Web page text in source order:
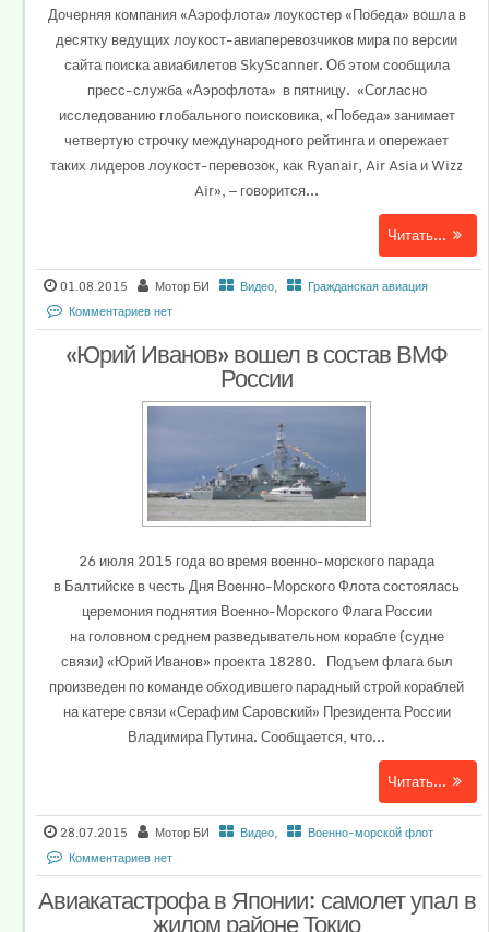
Дочерняя компания «Аэрофлота» лоукостер «Победа» вошла в
десятку ведущих лоукост-авиаперевозчиков мира по версии
сайта поиска авиабилетов SkyScanner. Об этом сообщила
пресс-служба «Аэрофлота» в пятницу. «Согласно
исследованию глобального поисковика, «Победа» занимает
четвертую строчку международного рейтинга и опережает
таких лидеров лоукост-перевозок, как Ryanair, Air Asia и Wizz
Air», — говорится...
Читать...
01.08.2015 Мотор БИ Видео,
Гражданская авиация
Комментариев нет
«Юрий Иванов» вошел в состав ВМФ
России
26 июля 2015 года во время военно-морского парада
в Балтийске в честь Дня Военно-Морского Флота состоялась
церемония поднятия Военно-Морского Флага России
на головном среднем разведывательном корабле (судне
связи) «Юрий Иванов» проекта 18280. Подъем флага был
произведен по команде обходившего парадный строй кораблей
на катере связи «Серафим Саровский» Президента России
Владимира Путина. Сообщается, что...
Читать...
28.07.2015 Мотор БИ Видео,
Военно-морской флот
Комментариев нет
Авиакатастрофа в Японии: самолет упал в
жилом районе Токио